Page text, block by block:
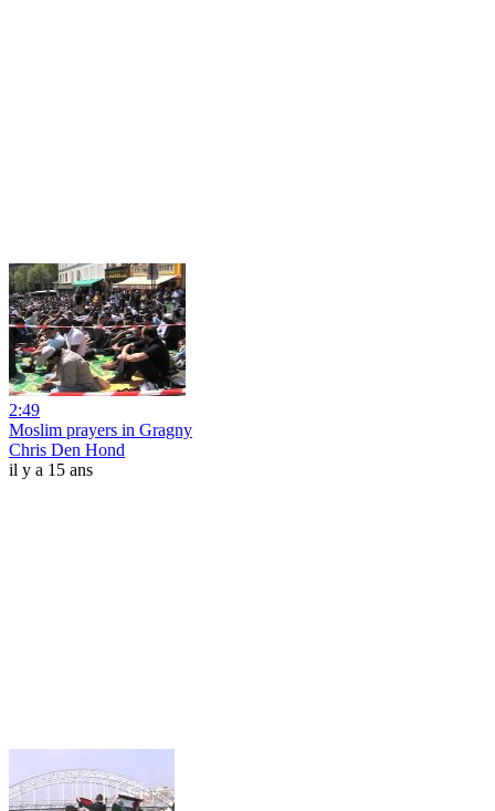
2:49
Moslim prayers in Gragny
Chris Den Hond
il y a 15 ans